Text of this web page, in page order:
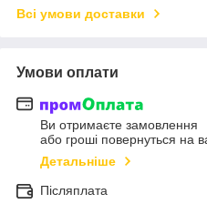
Всі умови доставки
Умови оплати
Ви отримаєте замовлення
або гроші повернуться на
Детальніше
Післяплата